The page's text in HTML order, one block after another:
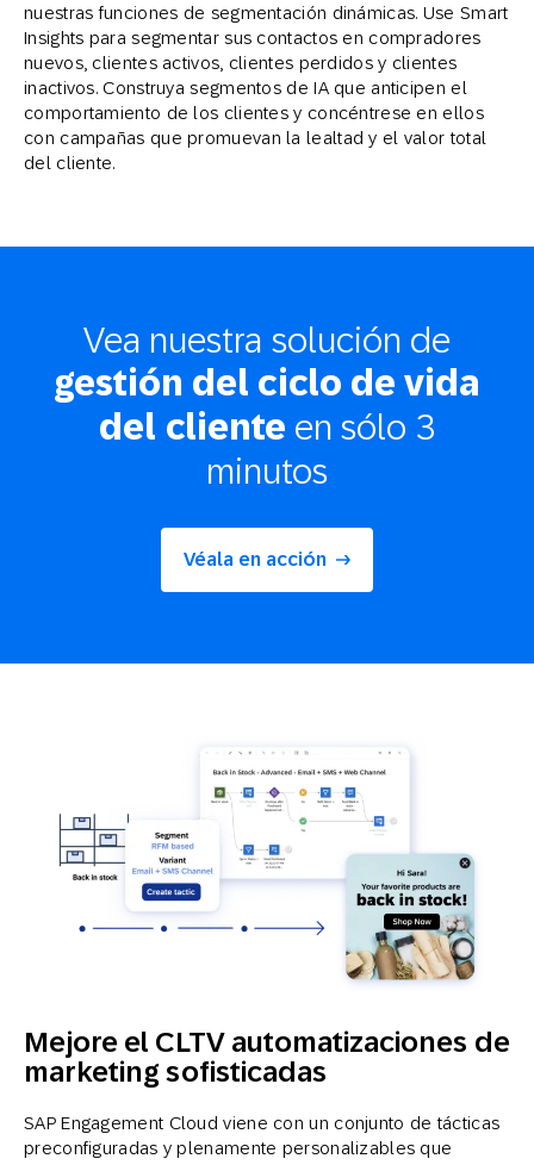
nuestras funciones de segmentación dinámicas. Use Smart
Insights para segmentar sus contactos en compradores
nuevos, clientes activos, clientes perdidos y clientes
inactivos. Construya segmentos de IA que anticipen el
comportamiento de los clientes y concéntrese en ellos
con campañas que promuevan la lealtad y el valor total
del cliente.
Vea nuestra solución de
gestión del ciclo de vida
del cliente en sólo 3
minutos
Véala en acción
Mejore el CLTV automatizaciones de
marketing sofisticadas
SAP Engagement Cloud viene con un conjunto de tácticas
preconfiguradas y plenamente personalizables que